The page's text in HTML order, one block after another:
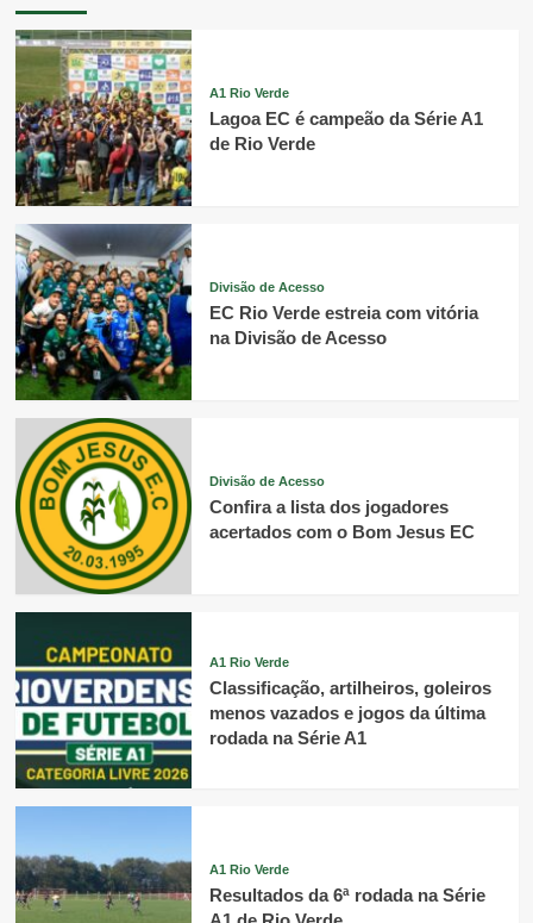
A1 Rio Verde
Lagoa EC é campeão da Série A1
de Rio Verde
Divisão de Acesso
EC Rio Verde estreia com vitória
na Divisão de Acesso
Divisão de Acesso
Confira a lista dos jogadores
acertados com o Bom Jesus EC
A1 Rio Verde
Classificação, artilheiros, goleiros
menos vazados e jogos da última
rodada na Série A1
A1 Rio Verde
Resultados da 6ª rodada na Série